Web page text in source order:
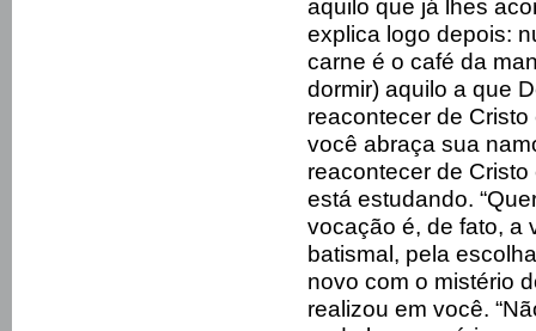
aquilo que já lhes
explica logo depois:
carne é o café da
dormir) aquilo a que
reacontecer de Cristo
você abraça sua
reacontecer de
está estudando.
vocação é, de fato, a
batismal, pela
novo com o mistério
realizou em você.